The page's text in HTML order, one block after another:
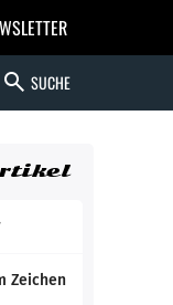
search SUCHE
Zeichen